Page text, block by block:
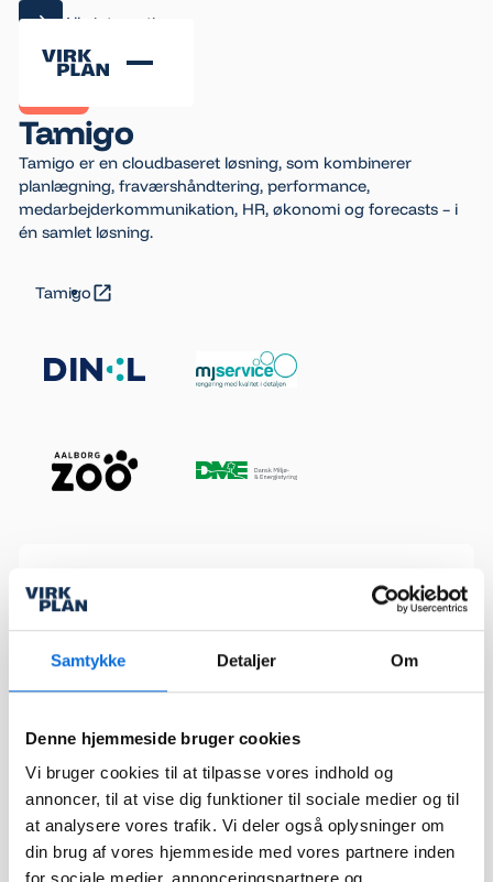
Samtykke Detaljer Om
Denne hjemmeside bruger cookies
Vi bruger cookies til at tilpasse vores indhold og
annoncer, til at vise dig funktioner til sociale medier og til
at analysere vores trafik. Vi deler også oplysninger om
din brug af vores hjemmeside med vores partnere inden
Alle integrationer
Alle integrationer
Tamigo
Tamigo er en cloudbaseret løsning, som kombinerer
planlægning, fraværshåndtering, performance,
medarbejderkommunikation, HR, økonomi og forecasts – i
én samlet løsning.
Tamigo
Virkplan tilbyder dig en
bred vifte af værktøjer
forbedre dine muligheder
for at tage
veldokumenterede
strategiske beslutninger
og optimere interne
processer igennem
datavisualisering.
Forside
Løsninger
Integrationer
Kundecases
Nyheder
Events